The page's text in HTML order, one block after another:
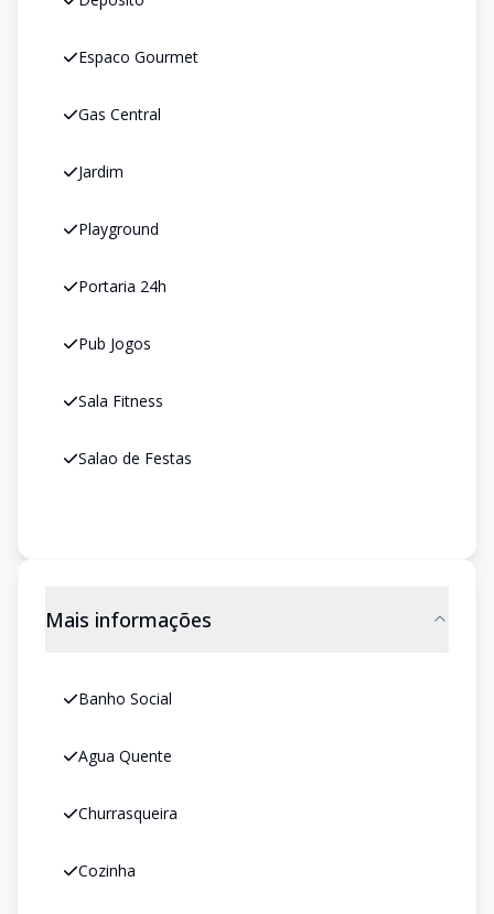
Espaco Gourmet
Gas Central
Jardim
Playground
Portaria 24h
Pub Jogos
Sala Fitness
Salao de Festas
Mais informações
Banho Social
Agua Quente
Churrasqueira
Cozinha